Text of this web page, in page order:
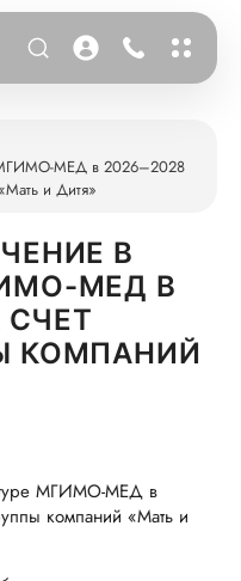
МГИМО-МЕД в 2026–2028
и Дитя»
В
МЕД В
СЧЕТ
КОМПАНИЙ